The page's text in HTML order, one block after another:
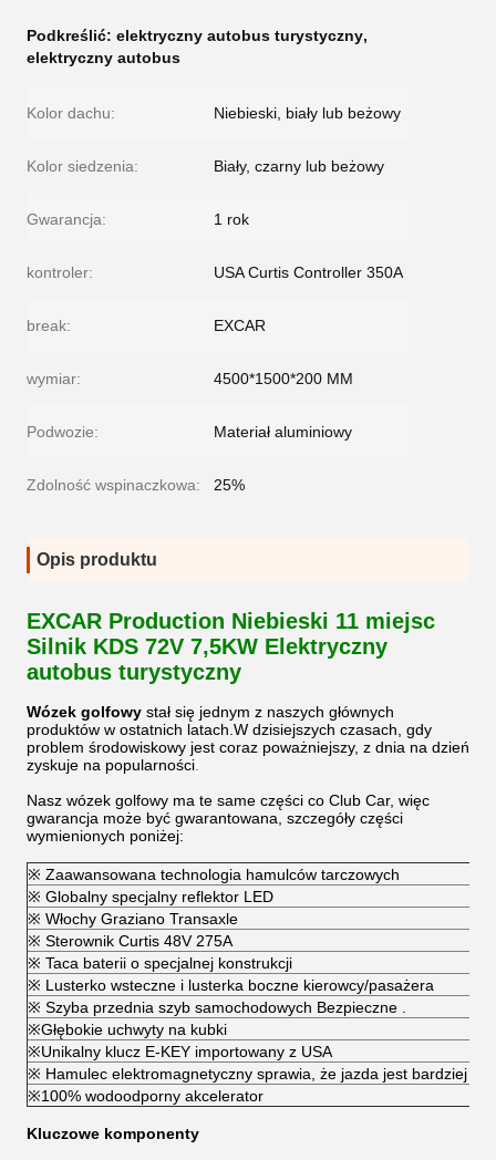
Podkreślić: elektryczny autobus turystyczny,
elektryczny autobus
Kolor dachu: Niebieski, biały lub beżowy
Kolor siedzenia: Biały, czarny lub beżowy
Gwarancja: 1 rok
kontroler: USA Curtis Controller 350A
break: EXCAR
wymiar: 4500*1500*200 MM
Podwozie: Materiał aluminiowy
Zdolność wspinaczkowa: 25%
Opis produktu
EXCAR Production Niebieski 11 miejsc
Silnik KDS 72V 7,5KW Elektryczny
autobus turystyczny
Wózek golfowy stał się jednym z naszych głównych
produktów w ostatnich latach.W dzisiejszych czasach, gdy
problem środowiskowy jest coraz poważniejszy, z dnia na dzień
zyskuje na popularności
Nasz wózek golfowy ma te same części co Club Car, więc
gwarancja może być gwarantowana, szczegóły części
wymienionych poniżej:
※ Zaawansowana technologia hamulców tarczowych
※ Globalny specjalny reflektor LED
※ Włochy Graziano Transaxle
※ Sterownik Curtis 48V 275A
※ Taca baterii o specjalnej konstrukcji
※ Lusterko wsteczne i lusterka boczne kierowcy/pasażera
※ Szyba przednia szyb samochodowych Bezpieczne .
※Głębokie uchwyty na kubki
※Unikalny klucz E-KEY importowany z USA
※ Hamulec elektromagnetyczny sprawia, że ​​jazda jest bardziej
※100% wodoodporny akcelerator
Kluczowe komponenty